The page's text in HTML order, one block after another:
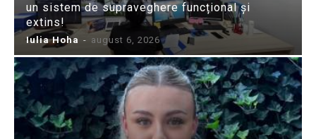
un sistem de supraveghere funcțional și
extins!
Iulia Hoha - august 6, 2026